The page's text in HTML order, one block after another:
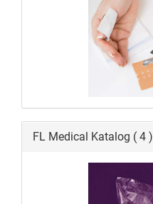
FL Medical Katalog ( 4 )